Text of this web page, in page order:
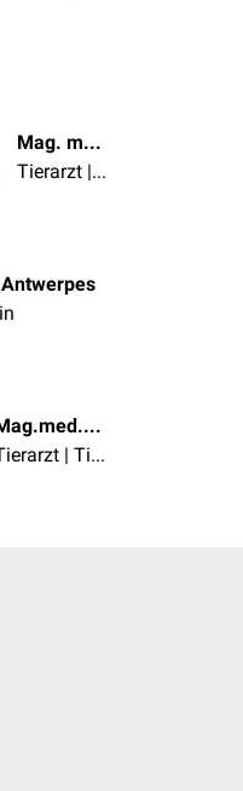
Mag. med. vet. Patrick Messner
Tierarzt | Tierärztin
Mag.med.vet. Diara Smetana
Tierarzt | Tierärztin